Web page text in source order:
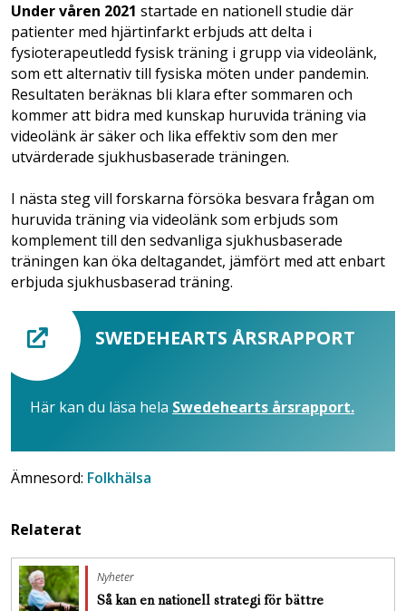
Under våren 2021 startade en nationell studie där
patienter med hjärtinfarkt erbjuds att delta i
fysioterapeutledd fysisk träning i grupp via videolänk,
som ett alternativ till fysiska möten under pandemin.
Resultaten beräknas bli klara efter sommaren och
kommer att bidra med kunskap huruvida träning via
videolänk är säker och lika effektiv som den mer
utvärderade sjukhusbaserade träningen.
I nästa steg vill forskarna försöka besvara frågan om
huruvida träning via videolänk som erbjuds som
komplement till den sedvanliga sjukhusbaserade
träningen kan öka deltagandet, jämfört med att enbart
erbjuda sjukhusbaserad träning.
SWEDEHEARTS ÅRSRAPPORT
Här kan du läsa hela Swedehearts årsrapport.
Ämnesord: Folkhälsa
Relaterat
Nyheter
Så kan en nationell strategi för bättre